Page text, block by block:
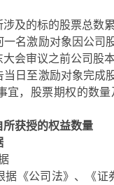
及的标的股票总数
名激励对象因公司
会审议之前公司股
日至激励对象完成
宜，股票期权的数
所获授的权益数量
《公司法》、《证